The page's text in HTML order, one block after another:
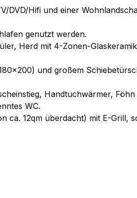
DVD/Hifi und einer
genutzt werden.
Herd mit 4-Zonen-
und großem
Handtuchwärmer, Föhn
WC.
ca. 12qm überdacht) mit E-Grill,